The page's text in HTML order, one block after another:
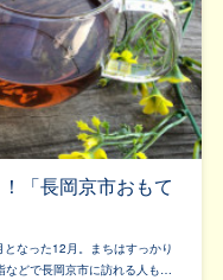
「長岡京市おもて
なった12月。まちはすっかり
などで長岡京市に訪れる人も…